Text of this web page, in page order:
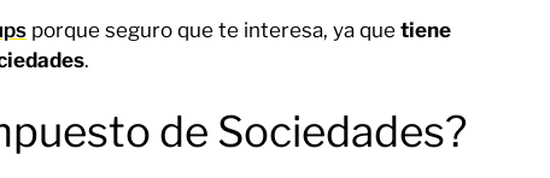
porque seguro que te interesa, ya que tiene
.
de Sociedades?